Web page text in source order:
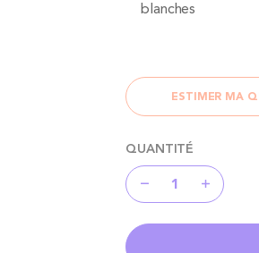
blanches
ESTIMER MA
QUANTITÉ